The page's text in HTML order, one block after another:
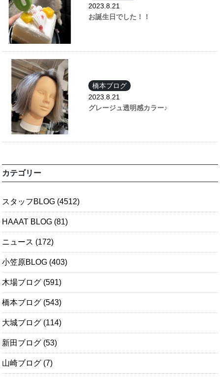
2023.8.21
お誕生日でした！！
橋本ブログ
2023.8.21
グレージュ透明感カラー♪
カテゴリー
スタッフBLOG (4512)
HAAAT BLOG (81)
ニュース (172)
小笠原BLOG (403)
木場ブログ (591)
橋本ブログ (543)
大城ブログ (114)
新田ブログ (53)
山崎ブログ (7)